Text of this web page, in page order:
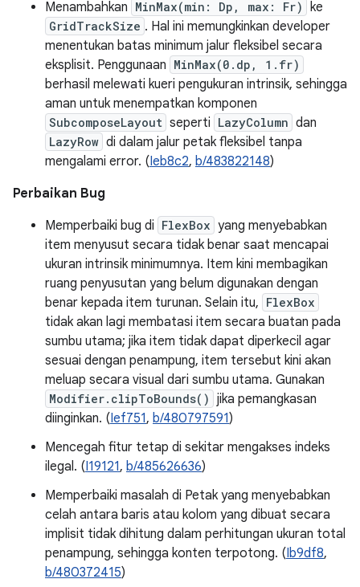
Menambahkan MinMax(min: Dp, max: Fr) ke
GridTrackSize . Hal ini memungkinkan developer
menentukan batas minimum jalur fleksibel secara
eksplisit. Penggunaan MinMax(0.dp, 1.fr)
berhasil melewati kueri pengukuran intrinsik, sehingga
aman untuk menempatkan komponen
SubcomposeLayout seperti LazyColumn dan
LazyRow di dalam jalur petak fleksibel tanpa
mengalami error. (Ieb8c2, b/483822148)
Perbaikan Bug
Memperbaiki bug di FlexBox yang menyebabkan
item menyusut secara tidak benar saat mencapai
ukuran intrinsik minimumnya. Item kini membagikan
ruang penyusutan yang belum digunakan dengan
benar kepada item turunan. Selain itu, FlexBox
tidak akan lagi membatasi item secara buatan pada
sumbu utama; jika item tidak dapat diperkecil agar
sesuai dengan penampung, item tersebut kini akan
meluap secara visual dari sumbu utama. Gunakan
Modifier.clipToBounds() jika pemangkasan
diinginkan. (Ief751, b/480797591)
Mencegah fitur tetap di sekitar mengakses indeks
ilegal. (I19121, b/485626636)
Memperbaiki masalah di Petak yang menyebabkan
celah antara baris atau kolom yang dibuat secara
implisit tidak dihitung dalam perhitungan ukuran total
penampung, sehingga konten terpotong. (Ib9df8,
b/480372415)